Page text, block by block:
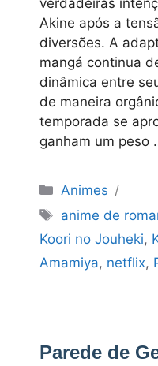
Akine após a
diversões. A
mangá continua
dinâmica entre
de maneira
temporada se
ganham um peso
Categorias
Animes
Tags
anime de
Koori no Jouheki,
Amamiya, netflix,
Parede de